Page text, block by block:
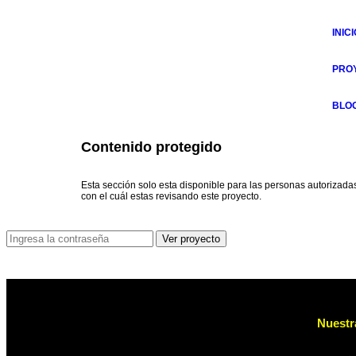
Contenido protegido
Esta sección solo esta disponible para las personas
con el cuál estas revisando este proyecto.